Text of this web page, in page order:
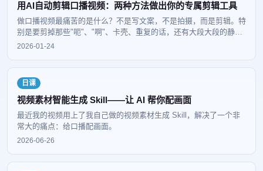
用AI自动剪辑口播视频：两种方法做出你的专属剪辑工具
做口播视频最痛苦的是什么？不是写文案，不是拍摄，而是剪辑。特
别是要剪掉那些"呃"、"啊"、卡壳、重复的话，还有大段大段的静音
时间。今天C哥给你两种方法，用AI做出你自己的专属口播剪辑工
2026-01-24
日课
视频素材智能生成 Skill——让 AI 帮你配画面
最近我的视频用上了我自己做的视频素材生成 Skill，解决了一个非
常大的痛点：给口播配画面。
2026-06-26